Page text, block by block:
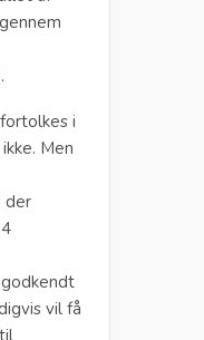
i
Men
der
vil få